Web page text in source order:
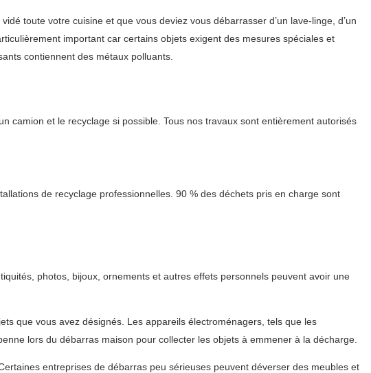
toute votre cuisine et que vous deviez vous débarrasser d’un lave-linge, d’un
important car certains objets exigent des mesures spéciales et
contiennent des métaux polluants.
camion et le recyclage si possible. Tous nos travaux sont entièrement autorisés
de recyclage professionnelles. 90 % des déchets pris en charge sont
photos, bijoux, ornements et autres effets personnels peuvent avoir une
que vous avez désignés. Les appareils électroménagers, tels que les
lors du débarras maison pour collecter les objets à emmener à la décharge.
entreprises de débarras peu sérieuses peuvent déverser des meubles et